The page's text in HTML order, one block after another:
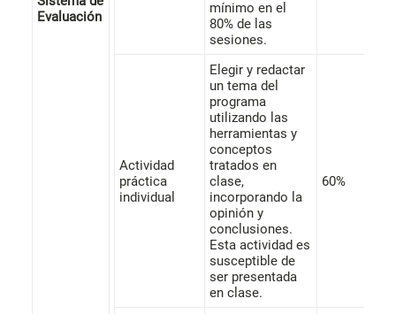
Evaluación
mínimo en el
80% de las
sesiones.
Actividad
práctica
individual
Elegir y redactar
un tema del
programa
utilizando las
herramientas y
conceptos
tratados en
clase,
incorporando la
opinión y
conclusiones.
Esta actividad es
susceptible de
ser presentada
en clase.
60%